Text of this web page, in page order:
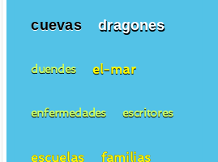
cuevas dragones
duendes el-mar
enfermedades escritores
escuelas familias